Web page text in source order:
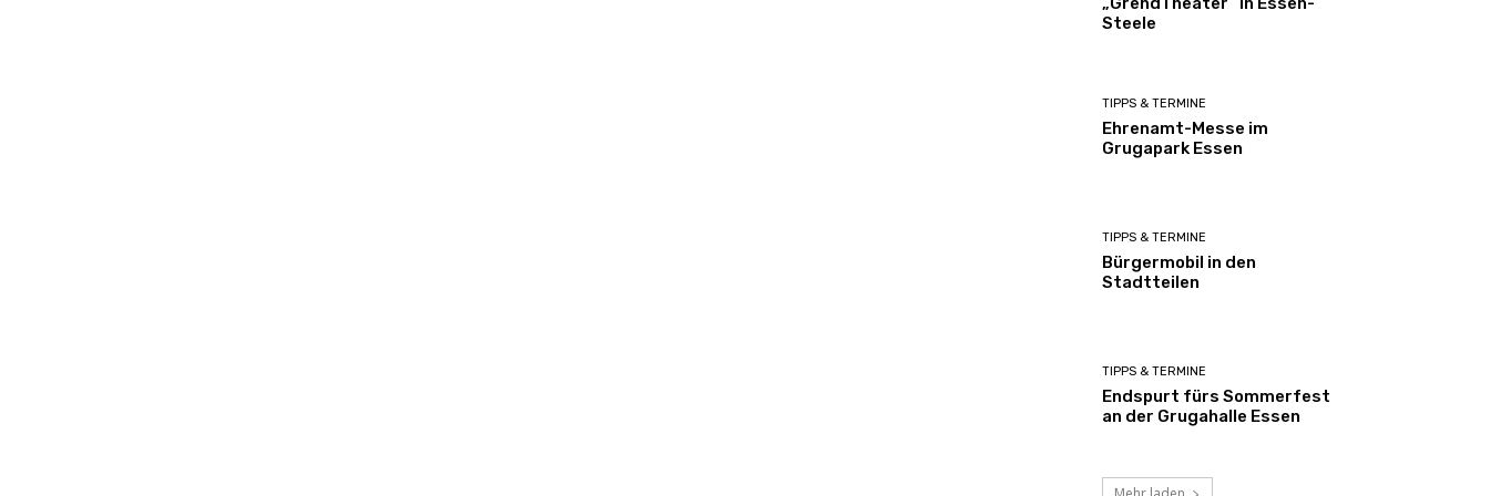
Steele
TIPPS & TERMINE
Ehrenamt-Messe im
Grugapark Essen
TIPPS & TERMINE
Bürgermobil in den
Stadtteilen
TIPPS & TERMINE
Endspurt fürs Sommerfest
an der Grugahalle Essen